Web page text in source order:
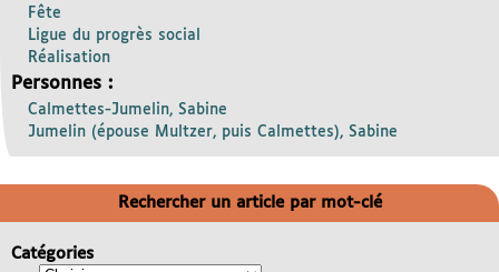
Fête
Ligue du progrès social
Réalisation
Personnes :
Calmettes-Jumelin, Sabine
Jumelin (épouse Multzer, puis Calmettes), Sabine
Rechercher un article par mot-clé
Catégories